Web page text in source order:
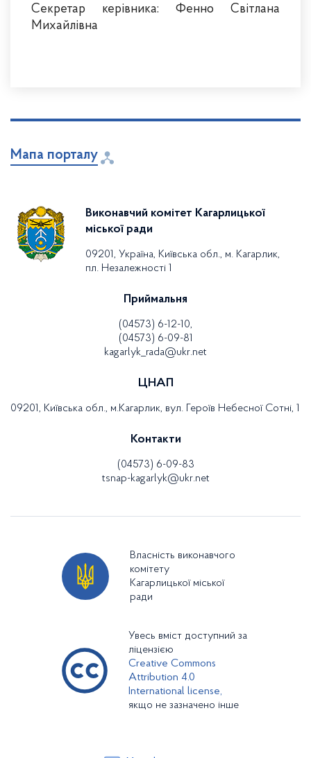
Секретар керівника: Фенно Світлана
Михайлівна
Мапа порталу
Виконавчий комітет Кагарлицької
міської ради
09201, Україна, Київська обл., м. Кагарлик,
пл. Незалежності 1
Приймальня
(04573) 6-12-10,
(04573) 6-09-81
kagarlyk_rada@ukr.net
ЦНАП
09201, Київська обл., м.Кагарлик, вул. Героїв Небесної Сотні, 1
Контакти
(04573) 6-09-83
tsnap-kagarlyk@ukr.net
Власність виконавчого
комітету
Кагарлицької міської
ради
Увесь вміст доступний за
ліцензією
Creative Commons
Attribution 4.0
International license,
якщо не зазначено інше